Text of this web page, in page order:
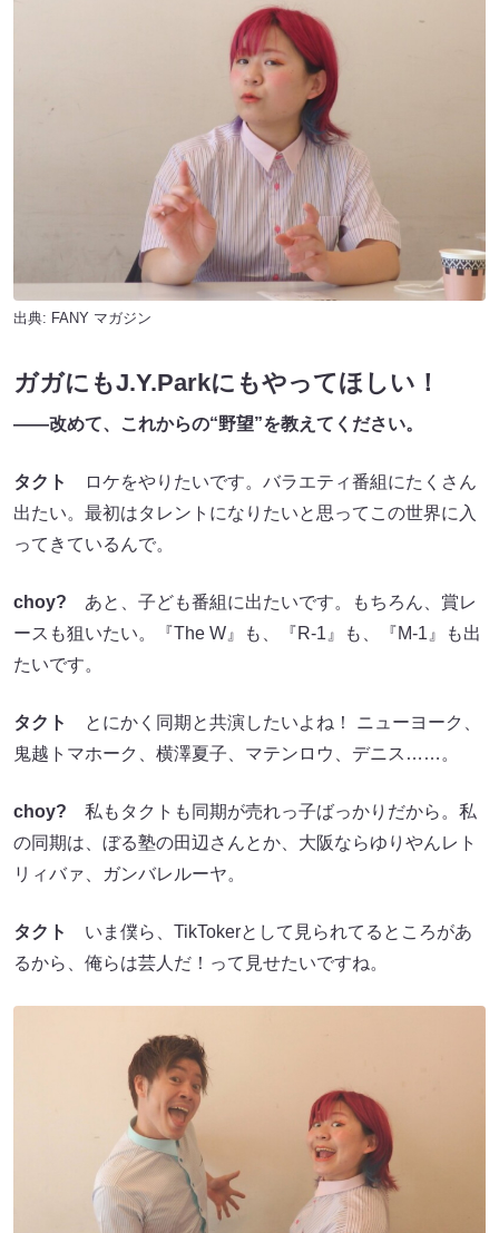
出典: FANY マガジン
ガガにもJ.Y.Parkにもやってほしい！
――改めて、これからの“野望”を教えてください。
タクト
ロケをやりたいです。バラエティ番組にたくさん
出たい。最初はタレントになりたいと思ってこの世界に入
ってきているんで。
choy? あと、子ども番組に出たいです。もちろん、賞レ
ースも狙いたい。『The W』も、『R-1』も、『M-1』も出
たいです。
タクト
とにかく同期と共演したいよね！ ニューヨーク、
鬼越トマホーク、横澤夏子、マテンロウ、デニス……。
choy? 私もタクトも同期が売れっ子ばっかりだから。私
の同期は、ぼる塾の田辺さんとか、大阪ならゆりやんレト
リィバァ、ガンバレルーヤ。
タクト
いま僕ら、TikTokerとして見られてるところがあ
るから、俺らは芸人だ！って見せたいですね。